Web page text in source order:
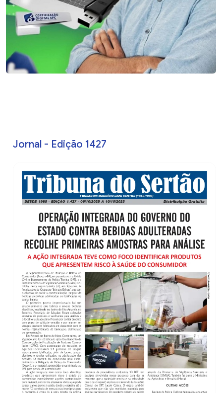
Jornal - Edição 1427